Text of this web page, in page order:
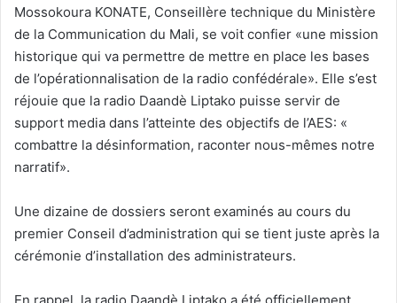
Mossokoura KONATE, Conseillère technique du Ministère
de la Communication du Mali, se voit confier «une mission
historique qui va permettre de mettre en place les bases
de l’opérationnalisation de la radio confédérale». Elle s’est
réjouie que la radio Daandè Liptako puisse servir de
support media dans l’atteinte des objectifs de l’AES: «
combattre la désinformation, raconter nous-mêmes notre
narratif».
Une dizaine de dossiers seront examinés au cours du
premier Conseil d’administration qui se tient juste après la
cérémonie d’installation des administrateurs.